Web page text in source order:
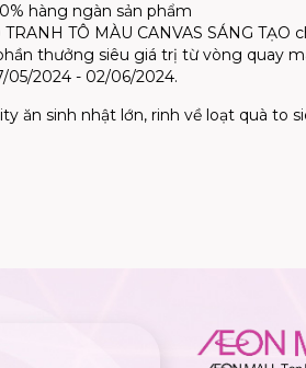
hàng ngàn sản phẩm
TÔ MÀU CANVAS SÁNG
thưởng siêu giá trị từ vòng quay
05/2024 - 02/06/2024.
ăn sinh nhật lớn, rinh về loạt quà to